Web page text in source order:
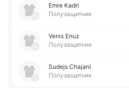
Emre Kadri
Полузащитник
Venis Enuz
Полузащитник
Sudejs Chajani
Полузащитник